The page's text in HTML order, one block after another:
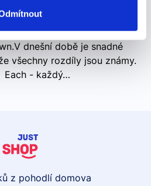
řešení
recognize a pizzly because all
dnešní době je snadné
všechny rozdíly jsou známy.
Each - každý…
z pohodlí domova